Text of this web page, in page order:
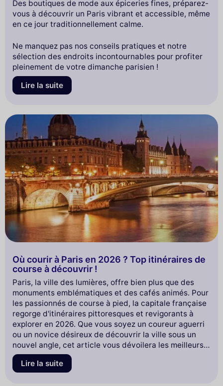
Des boutiques de mode aux épiceries fines, préparez-
vous à découvrir un Paris vibrant et accessible, même
en ce jour traditionnellement calme.
Ne manquez pas nos conseils pratiques et notre
sélection des endroits incontournables pour profiter
pleinement de votre dimanche parisien !
Lire la suite
Où courir à Paris en 2026 ? Top itinéraires de
course à découvrir !
Paris, la ville des lumières, offre bien plus que des
monuments emblématiques et des cafés animés. Pour
les passionnés de course à pied, la capitale française
regorge d'itinéraires pittoresques et revigorants à
explorer en 2026. Que vous soyez un coureur aguerri
ou un novice désireux de découvrir la ville sous un
nouvel angle, cet article vous dévoilera les meilleurs
parcours, des parcs verdoyants aux quais de la Seine,
en passant par des quartiers emblématiques.
Lire la suite